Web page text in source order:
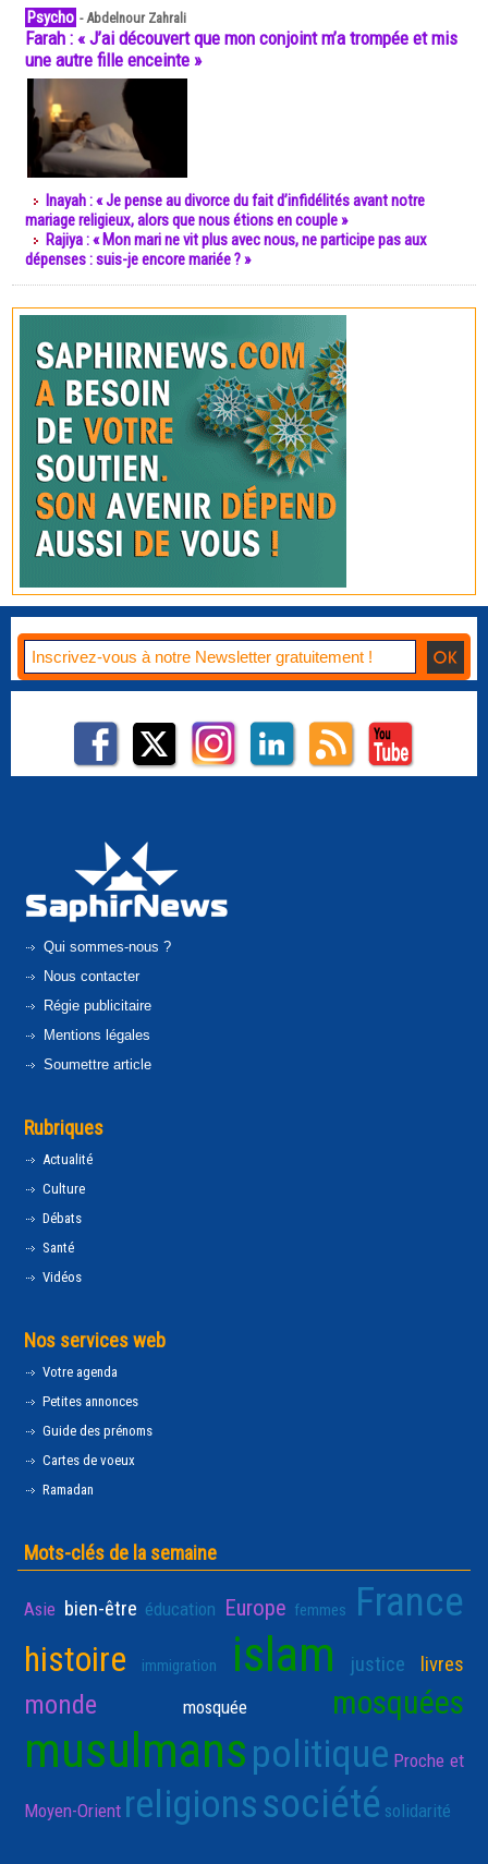
Psycho -Abdelnour Zahrali
Farah : « J’ai découvert que mon conjoint m’a trompée et mis
une autre fille enceinte »
Inayah : « Je pense au divorce du fait d’infidélités avant notre
mariage religieux, alors que nous étions en couple »
Rajiya : « Mon mari ne vit plus avec nous, ne participe pas aux
dépenses : suis-je encore mariée ? »
Qui sommes-nous ?
Nous contacter
Régie publicitaire
Mentions légales
Soumettre article
Rubriques
Actualité
Culture
Débats
Santé
Vidéos
Nos services web
Votre agenda
Petites annonces
Guide des prénoms
Cartes de voeux
Ramadan
Mots-clés de la semaine
Asie bien-être éducation Europe femmes France
histoire immigration islam justice livres
monde mosquée mosquées
musulmanspolitique Proche et
Moyen-Orient religionssociété solidarité